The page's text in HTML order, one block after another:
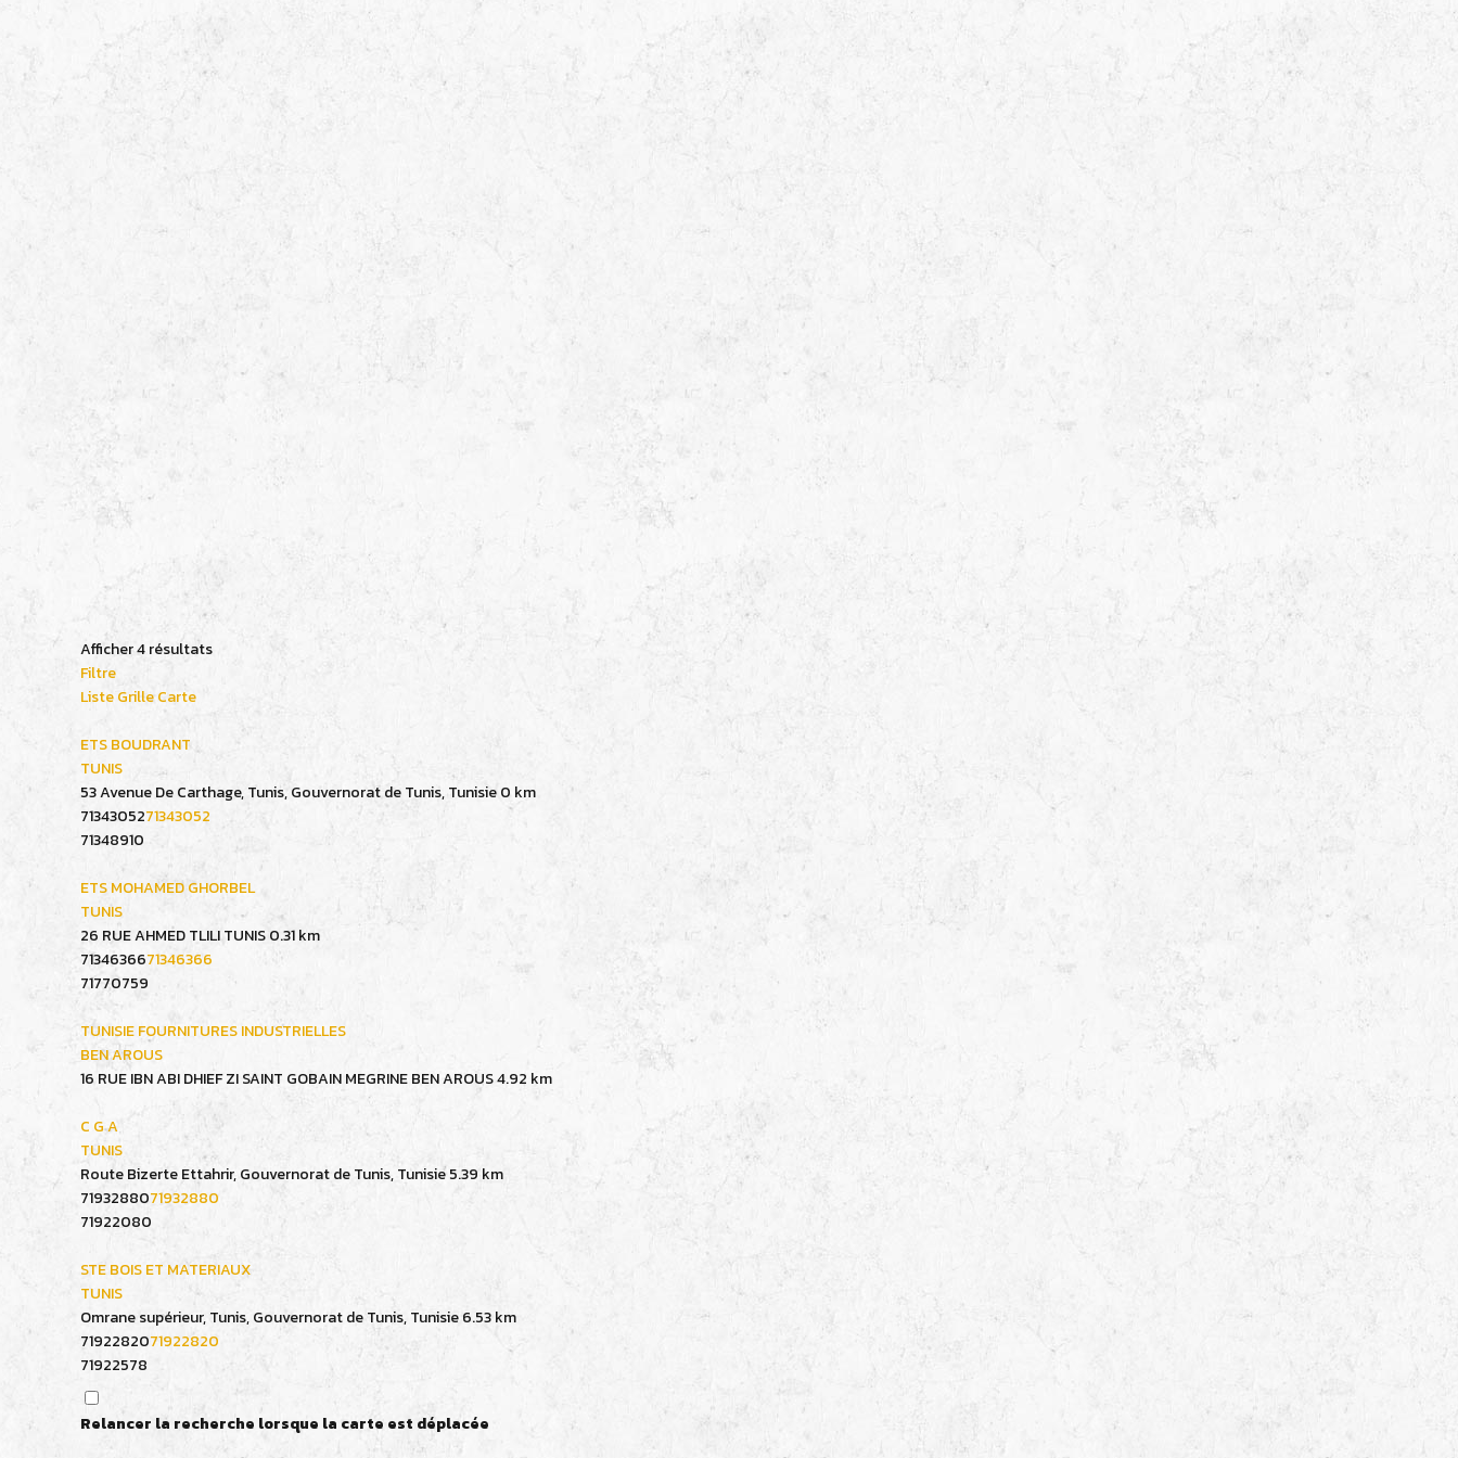
Afficher 4 résultats
Filtre
ListeGrilleCarte
ETS BOUDRANT
TUNIS
53 Avenue De Carthage, Tunis, Gouvernorat de Tunis, Tunisie0 km
7134305271343052
71348910
ETS MOHAMED GHORBEL
TUNIS
26 RUE AHMED TLILI TUNIS0.31 km
7134636671346366
71770759
TUNISIE FOURNITURES INDUSTRIELLES
BEN AROUS
16 RUE IBN ABI DHIEF ZI SAINT GOBAIN MEGRINE BEN AROUS4.92 km
C G A
TUNIS
Route Bizerte Ettahrir, Gouvernorat de Tunis, Tunisie5.39 km
7193288071932880
71922080
STE BOIS ET MATERIAUX
TUNIS
Omrane supérieur, Tunis, Gouvernorat de Tunis, Tunisie6.53 km
7192282071922820
71922578
C T A
Relancer la recherche lorsque la carte est déplacée